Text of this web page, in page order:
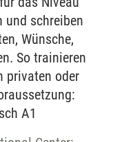
und schreiben
Wünsche,
So trainieren
privaten oder
A1